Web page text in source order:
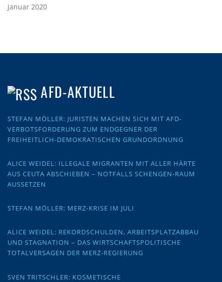
Januar 2020
AFD-AKTUELL
STEFAN MÖLLER: JURISTEN MACHEN SICH MIT AFD-
VERBOTSFORDERUNG ZUM ENDGEGNER DER
FREIHEITLICH-DEMOKRATISCHEN GRUNDORDNUNG
ALICE WEIDEL: ILLEGALE MIGRANTEN MIT ALLER HÄRTE
AUS CEUTA ABSCHIEBEN – NOTFALLS SCHENGEN-RAUM
AUSSETZEN
STEFAN MÖLLER: MERZ-KRISE IM JULI
ALICE WEIDEL: REKORDSCHULDEN, ARBEITSPLATZABBAU
UND STAGNATION – DAS WIRTSCHAFTSPOLITISCHE
TOTALVERSAGEN DER MERZ-REGIERUNG
SVEN TRITSCHLER: KOSMETISCHE